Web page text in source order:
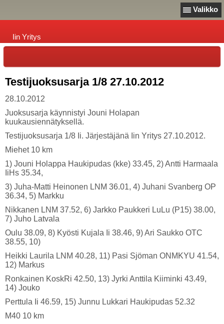
Valikko
Iin Yritys
Testijuoksusarja 1/8 27.10.2012
28.10.2012
Juoksusarja käynnistyi Jouni Holapan
kuukausiennätyksellä.
Testijuoksusarja 1/8 Ii. Järjestäjänä Iin Yritys 27.10.2012.
Miehet 10 km
1) Jouni Holappa Haukipudas (kke) 33.45, 2) Antti Harmaala
IiHs 35.34,
3) Juha-Matti Heinonen LNM 36.01, 4) Juhani Svanberg OP
36.34, 5) Markku
Nikkanen LNM 37.52, 6) Jarkko Paukkeri LuLu (P15) 38.00,
7) Juho Latvala
Oulu 38.09, 8) Kyösti Kujala Ii 38.46, 9) Ari Saukko OTC
38.55, 10)
Heikki Laurila LNM 40.28, 11) Pasi Sjöman ONMKYU 41.54,
12) Markus
Ronkainen KoskRi 42.50, 13) Jyrki Anttila Kiiminki 43.49,
14) Jouko
Perttula Ii 46.59, 15) Junnu Lukkari Haukipudas 52.32
M40 10 km